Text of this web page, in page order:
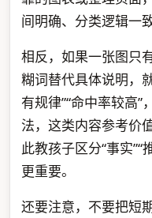
间明确、分类逻辑一
相反，如果一张图只
糊词替代具体说明，
有规律”“命中率较高
法，这类内容参考价
此教孩子区分“事实”“
更重要。
还要注意，不要把短